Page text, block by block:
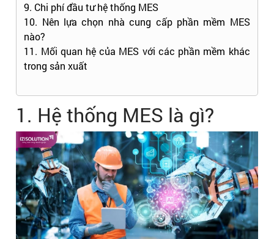
9. Chi phí đầu tư hệ thống MES
10. Nên lựa chọn nhà cung cấp phần mềm MES
nào?
11. Mối quan hệ của MES với các phần mềm khác
trong sản xuất
1. Hệ thống MES là gì?